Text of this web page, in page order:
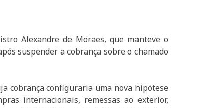
Alexandre de Moraes, que manteve o
suspender a cobrança sobre o chamado
cobrança configuraria uma nova hipótese
internacionais, remessas ao exterior,